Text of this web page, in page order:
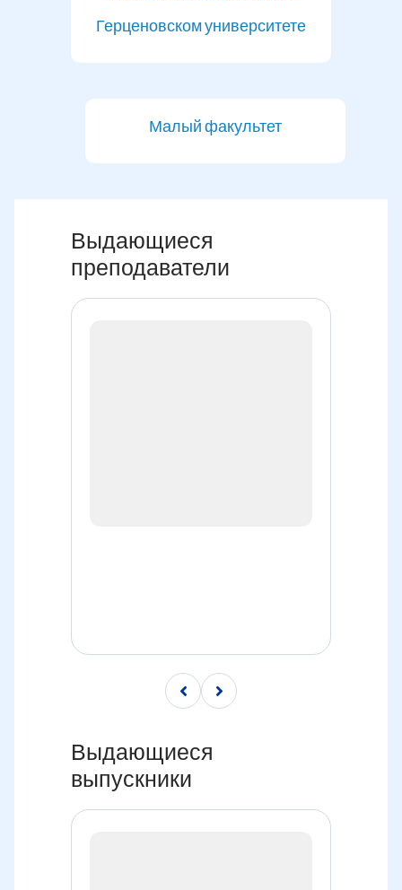
Герценовском университете
Малый факультет
Выдающиеся
преподаватели
Выдающиеся
выпускники